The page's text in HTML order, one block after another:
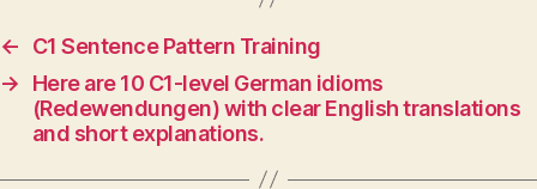
←
C1 Sentence Pattern Training
→
Here are 10 C1-level German idioms
(Redewendungen) with clear English translations
and short explanations.